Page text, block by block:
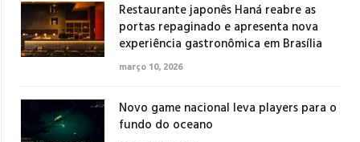
Restaurante japonês Haná reabre as
portas repaginado e apresenta nova
experiência gastronômica em Brasília
março 10, 2026
Novo game nacional leva players para o
fundo do oceano